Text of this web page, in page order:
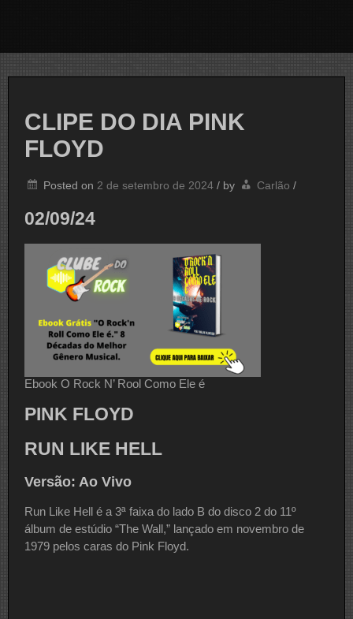
CLIPE DO DIA PINK
FLOYD
Posted on 2 de setembro de 2024 / by Carlão /
02/09/24
Ebook O Rock N’ Rool Como Ele é
PINK FLOYD
RUN LIKE HELL
Versão: Ao Vivo
Run Like Hell é a 3ª faixa do lado B do disco 2 do 11º
álbum de estúdio “The Wall,” lançado em novembro de
1979 pelos caras do Pink Floyd.